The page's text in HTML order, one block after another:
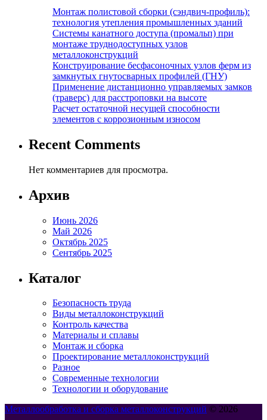
Монтаж полистовой сборки (сэндвич-профиль):
технология утепления промышленных зданий
Системы канатного доступа (промальп) при
монтаже труднодоступных узлов
металлоконструкций
Конструирование бесфасоночных узлов ферм из
замкнутых гнутосварных профилей (ГНУ)
Применение дистанционно управляемых замков
(траверс) для расстроповки на высоте
Расчет остаточной несущей способности
элементов с коррозионным износом
Recent Comments
Нет комментариев для просмотра.
Архив
Июнь 2026
Май 2026
Октябрь 2025
Сентябрь 2025
Каталог
Безопасность труда
Виды металлоконструкций
Контроль качества
Материалы и сплавы
Монтаж и сборка
Проектирование металлоконструкций
Разное
Современные технологии
Технологии и оборудование
Металлообработка и сборка металлоконструкций © 2026